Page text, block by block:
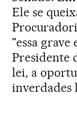
Ele se
"essa
Presidente
lei, a
inverdades